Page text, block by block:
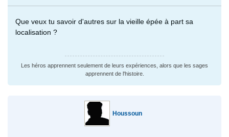
Que veux tu savoir d'autres sur la vieille épée à part sa
localisation ?
Les héros apprennent seulement de leurs expériences, alors que les sages
apprennent de l'histoire.
Houssoun